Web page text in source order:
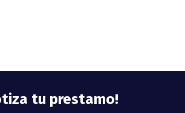
tu prestamo!